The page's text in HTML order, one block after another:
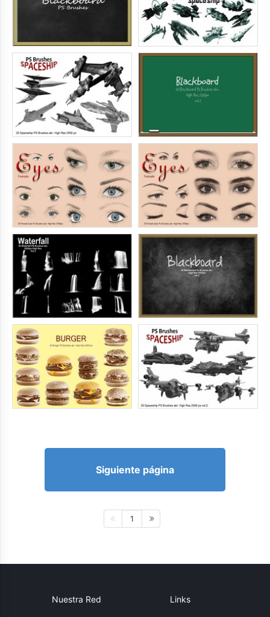
Siguiente página
1
Nuestra Red Links